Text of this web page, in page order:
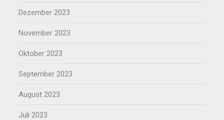
Dezember 2023
November 2023
Oktober 2023
September 2023
August 2023
Juli 2023